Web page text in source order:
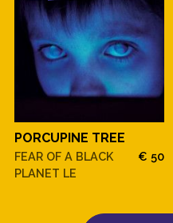
PORCUPINE TREE
FEAR OF A BLACK
PLANET LE
€ 50